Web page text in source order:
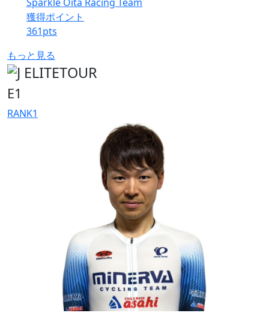
獲得ポイント
361pts
もっと見る
E1
RANK1